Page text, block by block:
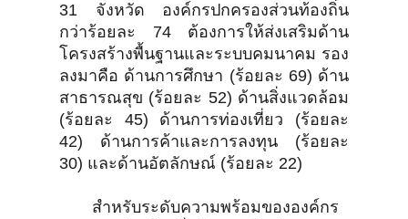
31 จังหวัด องค์กรปกครองส่วนท้องถิ่น
กว่าร้อยละ 74 ต้องการให้ส่งเสริมด้าน
โครงสร้างพื้นฐานและระบบคมนาคม รอง
ลงมาคือ ด้านการศึกษา (ร้อยละ 69) ด้าน
สาธารณสุข (ร้อยละ 52) ด้านสิ่งแวดล้อม
(ร้อยละ 45) ด้านการท่องเที่ยว (ร้อยละ
42) ด้านการค้าและการลงทุน (ร้อยละ
30) และด้านอัตลักษณ์ (ร้อยละ 22)
สำหรับระดับความพร้อมขององค์กร